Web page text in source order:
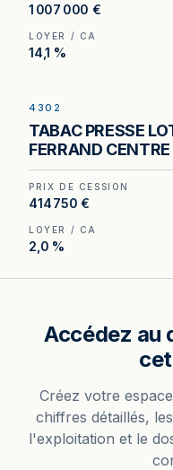
1 007 000 €
LOYER / CA
14,1 %
Ferrand — loyer
volume d'affaires
taxes.
4302
TABAC PRESSE
FERRAND CENTRE
PRIX DE CESSION
414 750 €
LOYER / CA
2,0 %
Accédez au
Créez votre
chiffres détaillés,
l'exploitation et le